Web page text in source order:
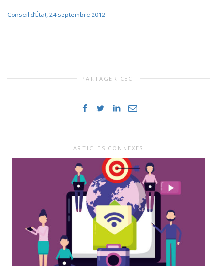
Conseil d’État, 24 septembre 2012
PARTAGER CECI
ARTICLES CONNEXES